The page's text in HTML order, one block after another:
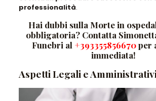
professionalità.
Hai dubbi sulla Morte in
obbligatoria? Contatta
Funebri al +393355856670per
immediata!
Aspetti Legali e